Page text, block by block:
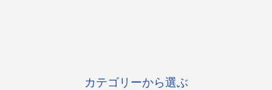
カテゴリーから選ぶ